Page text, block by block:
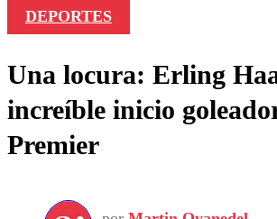
DEPORTES
Una locura: Erling
increíble inicio
Premier